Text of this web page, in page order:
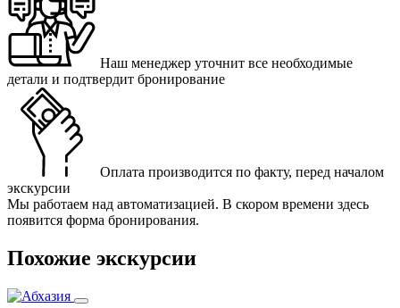
Наш менеджер уточнит все необходимые
детали и подтвердит бронирование
Оплата производится по факту, перед началом
экскурсии
Мы работаем над автоматизацией. В скором времени здесь
появится форма бронирования.
Похожие экскурсии